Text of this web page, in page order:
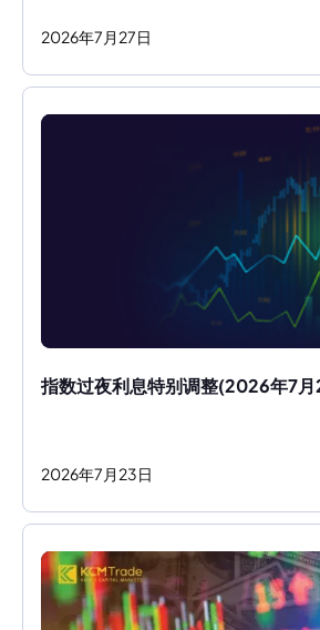
2026年7 月 27日
指数过夜利息特别调整(2026年7
2026年7 月 23日